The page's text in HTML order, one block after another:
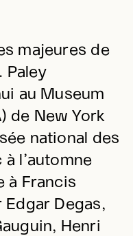
majeures de
Paley
au Museum
de New York
national des
l’automne
à Francis
Edgar Degas,
Henri